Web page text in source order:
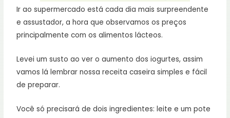
Ir ao supermercado está cada dia mais surpreendente
e assustador, a hora que observamos os preços
principalmente com os alimentos lácteos.
Levei um susto ao ver o aumento dos iogurtes, assim
vamos lá lembrar nossa receita caseira simples e fácil
de preparar.
Você só precisará de dois ingredientes: leite e um pote